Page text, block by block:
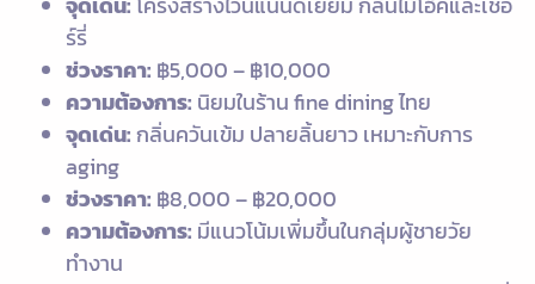
ร์รี่
ช่วงราคา: ฿5,000 – ฿10,000
ความต้องการ: นิยมในร้าน fine dining ไทย
จุดเด่น:กลิ่นควันเข้ม ปลายลิ้นยาว เหมาะกับการ
aging
ช่วงราคา: ฿8,000 – ฿20,000
ความต้องการ: มีแนวโน้มเพิ่มขึ้นในกลุ่มผู้ชายวัย
ทำงาน